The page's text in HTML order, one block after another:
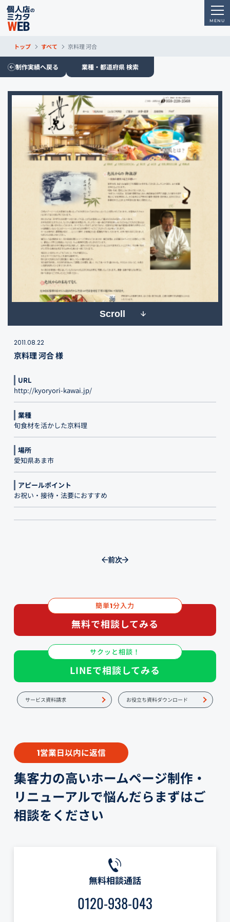
トップ すべて 京料理 河合
制作実績へ戻る 業種・都道府県 検索
Scroll
2011.08.22
京料理 河合 様
URL
http://kyoryori-kawai.jp/
業種
旬食材を活かした京料理
場所
愛知県あま市
アピールポイント
お祝い・接待・法要におすすめ
前次
簡単1分入力
無料で相談してみる
サクッと相談！
LINEで相談してみる
サービス資料請求 お役立ち資料ダウンロード
1営業日以内に返信
集客力の高いホームページ制作・
リニューアルで悩んだらまずはご
相談をください
無料相談通話
0120-938-043